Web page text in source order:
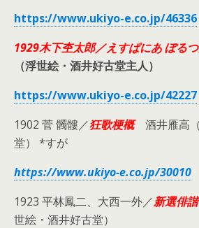
https://www.ukiyo-e.co.jp/46336
1929木下杢太郎／えすぱにあぽる
（浮世絵・酒井好古堂主人）
https://www.ukiyo-e.co.jp/42227
1902 菅 髑髏／狂歌梗概酒井雁高（
堂） *すが
https://www.ukiyo-e.co.jp/30010
1923 平林鳳二、大西一外／新選俳
世絵・酒井好古堂）